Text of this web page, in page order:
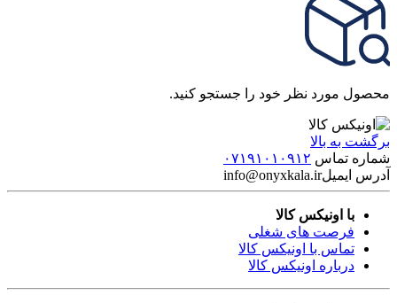
محصول مورد نظر خود را جستجو کنید.
برگشت به بالا
شماره تماس ۰۷۱۹۱۰۱۰۹۱۲
آدرس ایمیلinfo@onyxkala.ir
با اونیکس کالا
فرصت های شغلی
تماس با اونیکس کالا
درباره اونیکس کالا